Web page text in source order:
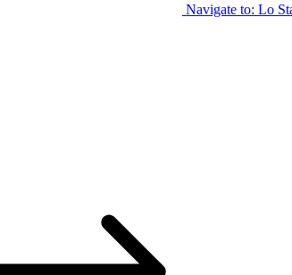
Navigate to: Lo